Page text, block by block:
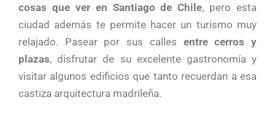
cosas que ver en Santiago de Chile, pero esta
ciudad además te permite hacer un turismo muy
relajado. Pasear por sus calles entre cerros y
plazas, disfrutar de su excelente gastronomía y
visitar algunos edificios que tanto recuerdan a esa
castiza arquitectura madrileña.